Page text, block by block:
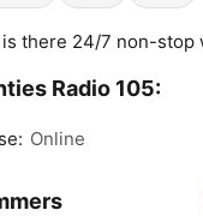
is there 24/7 non-
Radio 105:
Online